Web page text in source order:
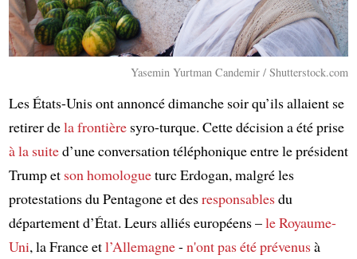
Yasemin Yurtman Candemir / Shutterstock.com
Les États-Unis ont annoncé dimanche soir qu’ils allaient se
retirer dela frontièresyro-turque. Cette décision a été prise
à la suited’une conversation téléphonique entre le président
Trump et son homologueturc Erdogan, malgré les
protestations du Pentagone et desresponsablesdu
département d’État. Leurs alliés européens –le Royaume-
Uni, la France etl’Allemagne- n'ont pas été prévenusà